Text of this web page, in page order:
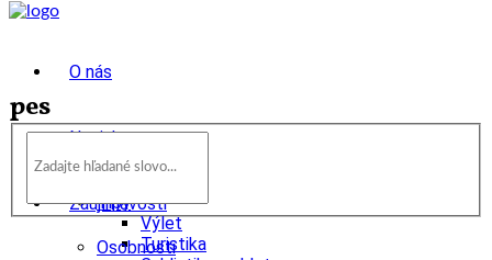
O nás
Novinky
Tipy
Výlet
Turistika
Zaujímavosti
Osobnosti
pes